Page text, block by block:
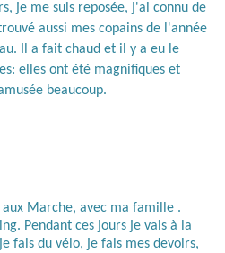
je me suis reposée, j'ai connu de
aussi mes copains de l'année
Il a fait chaud et il y a eu le
elles ont été magnifiques et
beaucoup.
Marche, avec ma famille .
Pendant ces jours je vais à la
fais du vélo, je fais mes devoirs,